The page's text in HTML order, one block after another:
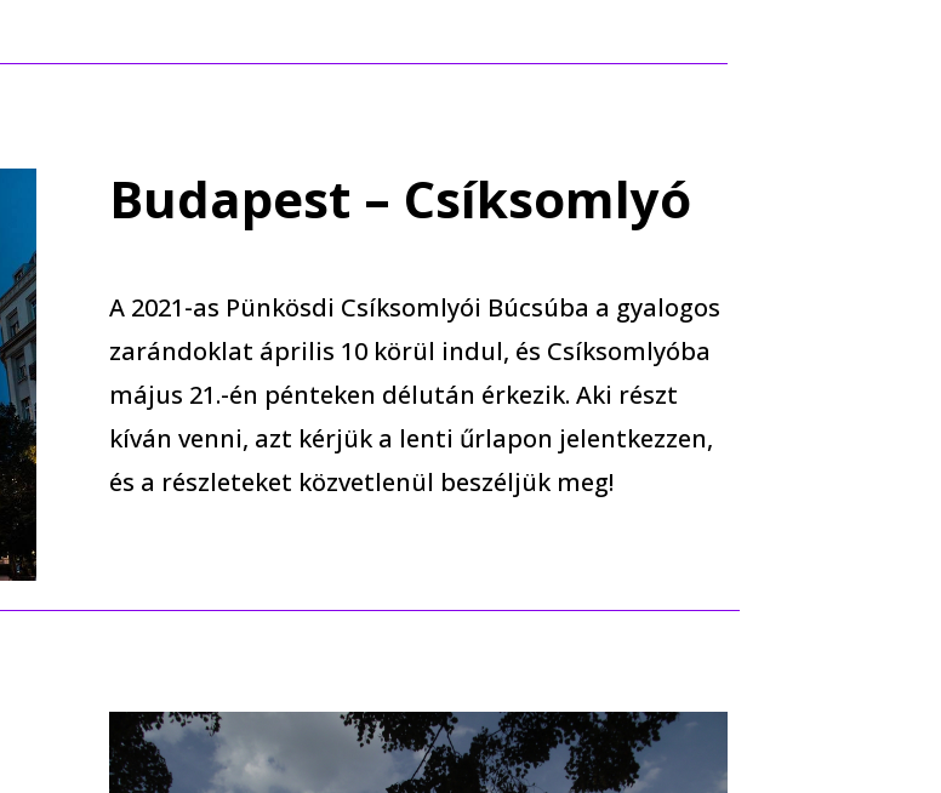
Budapest – Csíksomlyó
A 2021-as Pünkösdi Csíksomlyói Búcsúba a gyalogos
zarándoklat április 10 körül indul, és Csíksomlyóba
május 21.-én pénteken délután érkezik. Aki részt
kíván venni, azt kérjük a lenti űrlapon jelentkezzen,
és a részleteket közvetlenül beszéljük meg!